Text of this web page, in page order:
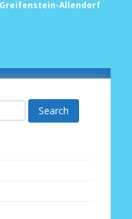
Greifenstein-Allendorf